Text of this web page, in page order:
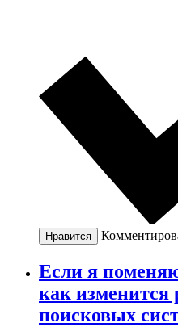
Нравится
Если я
как изменится
поисковых